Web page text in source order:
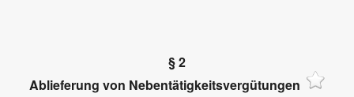
§ 2
Ablieferung von Nebentätigkeitsvergütungen